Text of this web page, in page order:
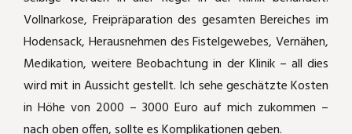
Vollnarkose, Freipräparation des gesamten Bereiches im
Hodensack, Herausnehmen des Fistelgewebes, Vernähen,
Medikation, weitere Beobachtung in der Klinik – all dies
wird mit in Aussicht gestellt. Ich sehe geschätzte Kosten
in Höhe von 2000 – 3000 Euro auf mich zukommen –